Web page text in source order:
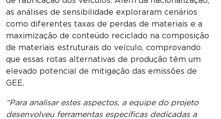
as análises de sensibilidade exploraram cenários
como diferentes taxas de perdas de materiais e a
maximização de conteúdo reciclado na composição
de materiais estruturais do veículo, comprovando
que essas rotas alternativas de produção têm um
elevado potencial de mitigação das emissões de
GEE.
“Para analisar estes aspectos, a equipe do projeto
desenvolveu ferramentas específicas dedicadas a